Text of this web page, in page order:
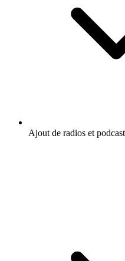
Ajout de radios et